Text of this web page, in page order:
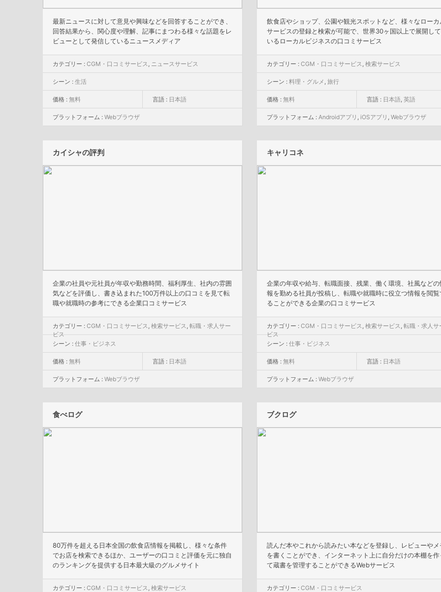
最新ニュースに対して意見や興味などを回答することができ、
回答結果から、関心度や理解、記事にまつわる様々な話題をレ
ビューとして発信しているニュースメディア
カテゴリー : CGM・口コミサービス, ニュースサービス
シーン : 生活
価格 : 無料 言語 : 日本語
プラットフォーム : Webブラウザ
飲食店やショップ、公園や観光スポットなど、様々なローカ
サービスの登録と検索が可能で、世界30ヶ国以上で展開して
いるローカルビジネスの口コミサービス
カテゴリー : CGM・口コミサービス, 検索サービス
シーン : 料理・グルメ , 旅行
価格 : 無料 言語 : 日本語, 英語
プラットフォーム : Androidアプリ , iOSアプリ , Webブラウザ
カイシャの評判
企業の社員や元社員が年収や勤務時間、福利厚生、社内の雰囲
気などを評価し、書き込まれた100万件以上の口コミを見て転
職や就職時の参考にできる企業口コミサービス
カテゴリー : CGM・口コミサービス, 検索サービス, 転職・求人サー
ビス
シーン : 仕事・ビジネス
価格 : 無料 言語 : 日本語
プラットフォーム : Webブラウザ
キャリコネ
企業の年収や給与、転職面接、残業、働く環境、社風などの
報を勤める社員が投稿し、転職や就職時に役立つ情報を閲覧
ることができる企業の口コミサービス
カテゴリー : CGM・口コミサービス, 検索サービス, 転職・求人サ
ビス
シーン : 仕事・ビジネス
価格 : 無料 言語 : 日本語
プラットフォーム : Webブラウザ
食べログ
80万件を超える日本全国の飲食店情報を掲載し、様々な条件
でお店を検索できるほか、ユーザーの口コミと評価を元に独自
のランキングを提供する日本最大級のグルメサイト
カテゴリー : CGM・口コミサービス, 検索サービス
ブクログ
読んだ本やこれから読みたい本などを登録し、レビューやメ
を書くことができ、インターネット上に自分だけの本棚を作
て蔵書を管理することができるWebサービス
カテゴリー : CGM・口コミサービス